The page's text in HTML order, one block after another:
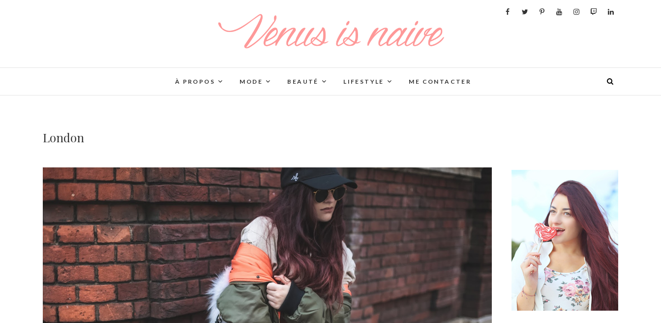
À PROPOS MODE BEAUTÉ LIFESTYLE ME CONTACTER
London